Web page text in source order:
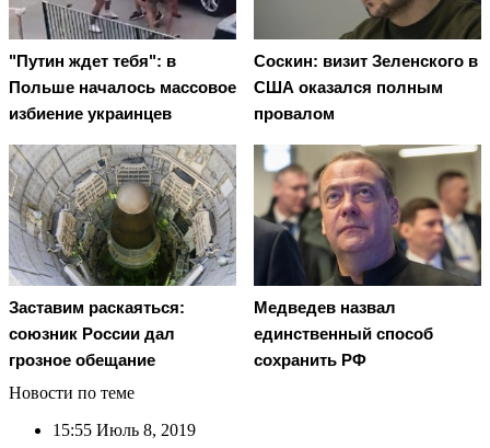
"Путин ждет тебя": в
Польше началось массовое
избиение украинцев
Соскин: визит Зеленского в
США оказался полным
провалом
Заставим раскаяться:
союзник России дал
грозное обещание
Медведев назвал
единственный способ
сохранить РФ
Новости по теме
15:55 Июль 8, 2019